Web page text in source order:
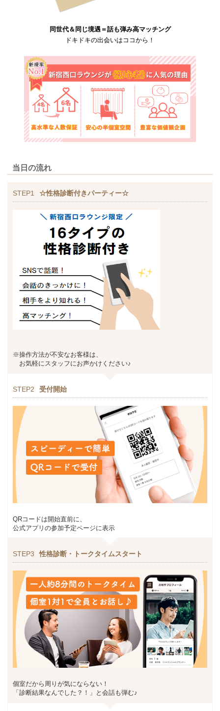
同世代＆同じ境遇＝話も弾み高マッチング
ドキドキの出会いはココから！
当日の流れ
STEP1 ☆性格診断付きパーティー☆
※操作方法が不安なお客様は、
お気軽にスタッフにお声かけください♪
STEP2 受付開始
QRコードは開始直前に、
公式アプリの参加予定ページに表示
STEP3 性格診断・トークタイムスタート
個室だから周りが気にならない！
「診断結果なんでした？！」と会話も弾む♪